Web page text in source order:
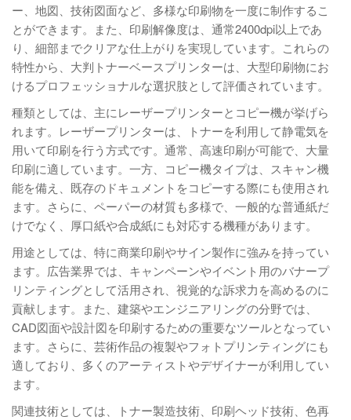
ー、地図、技術図面など、多様な印刷物を一度に制作するこ
とができます。また、印刷解像度は、通常2400dpi以上であ
り、細部までクリアな仕上がりを実現しています。これらの
特性から、大判トナーベースプリンターは、大型印刷物にお
けるプロフェッショナルな選択肢として評価されています。
種類としては、主にレーザープリンターとコピー機が挙げら
れます。レーザープリンターは、トナーを利用して静電気を
用いて印刷を行う方式です。通常、高速印刷が可能で、大量
印刷に適しています。一方、コピー機タイプは、スキャン機
能を備え、既存のドキュメントをコピーする際にも使用され
ます。さらに、ペーパーの材質も多様で、一般的な普通紙だ
けでなく、厚口紙や合成紙にも対応する機種があります。
用途としては、特に商業印刷やサイン製作に強みを持ってい
ます。広告業界では、キャンペーンやイベント用のバナープ
リンティングとして活用され、視覚的な訴求力を高めるのに
貢献します。また、建築やエンジニアリングの分野では、
CAD図面や設計図を印刷するための重要なツールとなってい
ます。さらに、芸術作品の複製やフォトプリンティングにも
適しており、多くのアーティストやデザイナーが利用してい
ます。
関連技術としては、トナー製造技術、印刷ヘッド技術、色再